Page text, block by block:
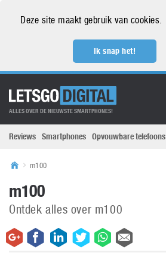
Deze site maakt gebruik van cookies.
Ik snap het!
ALLES OVER DE NIEUWSTE SMARTPHONES!
Reviews Smartphones Opvouwbare telefoons
m100
m100
Ontdek alles over m100